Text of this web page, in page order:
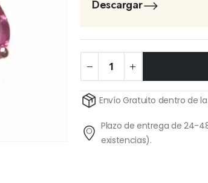
Descargar
Alternative:
Envío Gratuito dentro de
Plazo de entrega de 24-
existencias).